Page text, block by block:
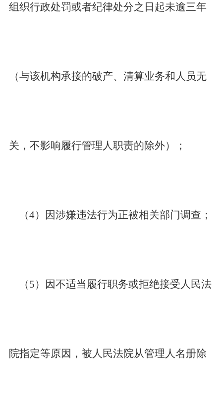
组织行政处罚或者纪律处分之日起未逾三年
（与该机构承接的破产、清算业务和人员无
关，不影响履行管理人职责的除外）；
（4）因涉嫌违法行为正被相关部门调查；
（5）因不适当履行职务或拒绝接受人民法
院指定等原因，被人民法院从管理人名册除